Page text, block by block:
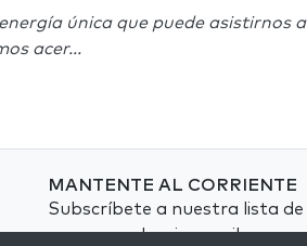
única que puede asistirnos a
acer...
MANTENTE AL CORRIENTE
Subscríbete a nuestra lista de
correspondencia y recibe